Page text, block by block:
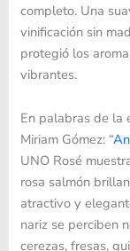
completo. Una
vinificación sin
protegió los
vibrantes.
En palabras de la
Miriam Gómez: “
UNO Rosé
rosa salmón
atractivo y
nariz se perciben
cerezas, fresas,